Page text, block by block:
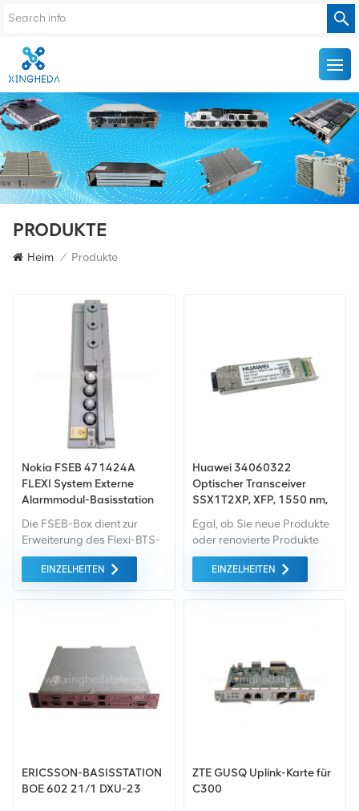
PRODUKTE
Heim / Produkte
Nokia FSEB 471424A
FLEXI System Externe
Alarmmodul-Basisstation
Die FSEB-Box dient zur
Erweiterung des Flexi-BTS-
Alarmanschlusses zur
Unterstützung nach oben
Alarmschnittstellen.
EINZELHEITEN
Huawei 34060322
Optischer Transceiver
SSX1T2XP, XFP, 1550 nm,
+2 dBm, -1 dBm, -15 dBm,
LC, Singlemode, 40 km
Egal, ob Sie neue Produkte
oder renovierte Produkte
benötigen, wir kümmern uns
um alles Garantie als
Green-Market-Geräte der
EINZELHEITEN
ERICSSON-BASISSTATION
BOE 602 21/1 DXU-23
ZTE GUSQ Uplink-Karte für
C300